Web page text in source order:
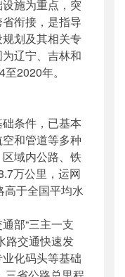
施为重点，突
衔接，是指导
划及其相关专
辽宁、吉林和
2020年。
条件，已基本
和管道等多种
域内公路、铁
万公里，运网
高于全国平均水
部“三主一支
路交通快速发
化码头等基础